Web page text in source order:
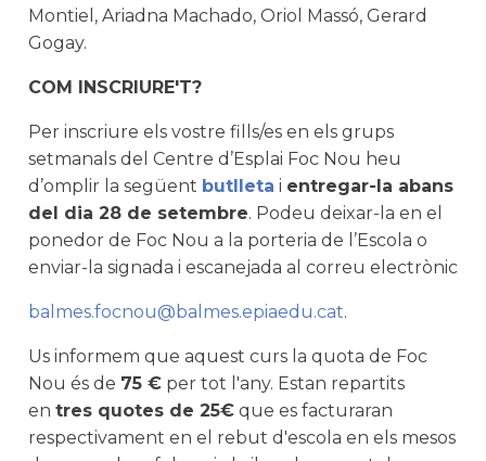
Montiel, Ariadna Machado, Oriol Massó, Gerard
Gogay.
COM INSCRIURE'T?
Per inscriure els vostre fills/es en els grups
setmanals del Centre d’Esplai Foc Nou heu
d’omplir la següent butlleta i entregar-la abans
del dia 28 de setembre. Podeu deixar-la en el
ponedor de Foc Nou a la porteria de l’Escola o
enviar-la signada i escanejada al correu electrònic
balmes.focnou@balmes.epiaedu.cat.
Us informem que aquest curs la quota de Foc
Nou és de 75 € per tot l'any. Estan repartits
en tres quotes de 25€ que es facturaran
respectivament en el rebut d'escola en els mesos